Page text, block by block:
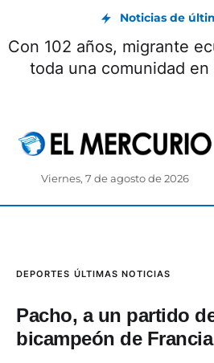
Noticias de
Con 102 años, migrante
toda una comunidad en
Viernes, 7 de agosto de 2026
DEPORTES ÚLTIMAS NOTICIAS
Pacho, a un partido
bicampeón de